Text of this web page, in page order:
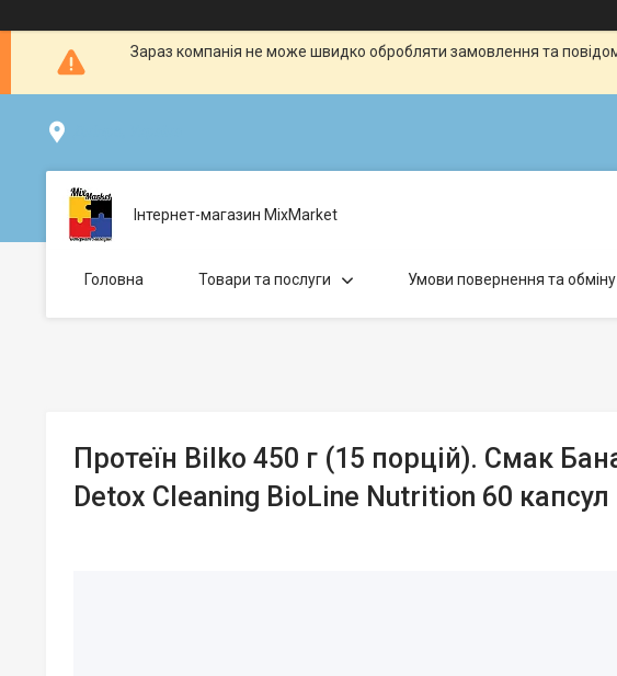
Зараз компанія не може швидко обробляти замовлення та
Інтернет-магазин MixMarket
Головна Товари та послуги Умови повернення та обміну
Протеїн Bilko 450 г (15 порцій). Смак
Detox Cleaning BioLine Nutrition 60 капсул